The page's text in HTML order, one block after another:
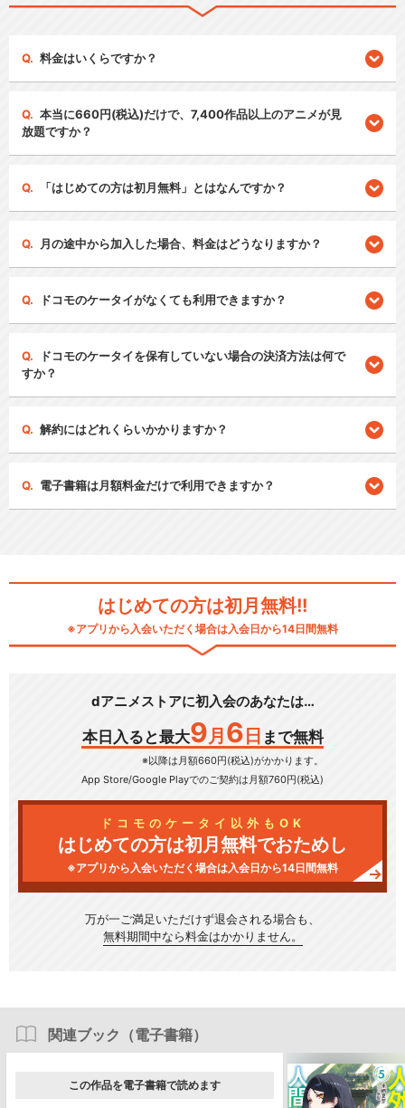
料金はいくらですか？
本当に660円(税込)だけで、7,400作品以上のアニメが見
放題ですか？
「はじめての方は初月無料」とはなんですか？
月の途中から加入した場合、料金はどうなりますか？
ドコモのケータイがなくても利用できますか？
ドコモのケータイを保有していない場合の決済方法は何で
すか？
解約にはどれくらいかかりますか？
電子書籍は月額料金だけで利用できますか？
はじめての方は初月無料!!
※アプリから入会いただく場合は入会日から14日間無料
dアニメストアに初入会のあなたは…
本日入ると最大9 月 6 日 まで無料
※以降は月額660円(税込)がかかります。
App Store/Google Playでのご契約は月額760円(税込)
ドコモのケータイ以外もOK
はじめての方は初月無料でおためし
※アプリから入会いただく場合は入会日から14日間無料
万が一ご満足いただけず退会される場合も、
無料期間中なら料金はかかりません。
関連ブック（電子書籍）
この作品を電子書籍で読めます